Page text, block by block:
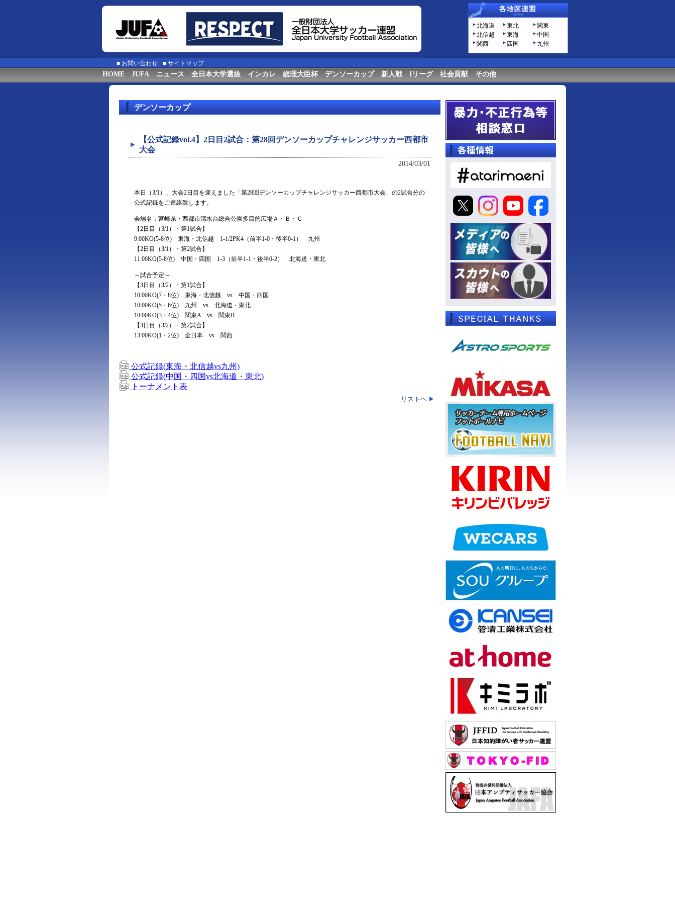
北海道 東北
関東
北信越
東海
中国
関西
四国 九州
■ お問い合わせ ■ サイトマップ
HOME JUFA ニュース 全日本大学選抜 インカレ 総理大臣杯 デンソーカップ 新人戦 Iリーグ 社会貢献 その他
デンソーカップ
【公式記録vol.4】2日目2試合：第28回デンソーカップチャレンジサッカー西都市
大会
2014/03/01
本日（3/1）、大会2日目を迎えました「第28回デンソーカップチャレンジサッカー西都市大会」の2試合分の
公式記録をご連絡致します。
会場名：宮崎県・西都市清水台総合公園多目的広場Ａ・Ｂ・Ｃ
【2日目（3/1）・第1試合】
9:00KO(5-8位) 東海・北信越 1-1/2PK4（前半1-0・後半0-1） 九州
【2日目（3/1）・第2試合】
11:00KO(5-8位) 中国・四国 1-3（前半1-1・後半0-2） 北海道・東北
～試合予定～
【3日目（3/2）・第1試合】
10:00KO(7・8位) 東海・北信越 vs 中国・四国
10:00KO(5・6位) 九州 vs 北海道・東北
10:00KO(3・4位) 関東A vs 関東B
【3日目（3/2）・第2試合】
13:00KO(1・2位) 全日本 vs 関西
公式記録(東海・北信越vs九州)
公式記録(中国・四国vs北海道・東北)
トーナメント表
リストヘ